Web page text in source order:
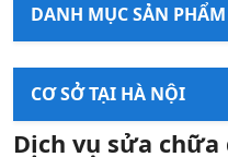
DANH MỤC SẢN PHẨM
CƠ SỞ TẠI HÀ NỘI
Dịch vụ sửa